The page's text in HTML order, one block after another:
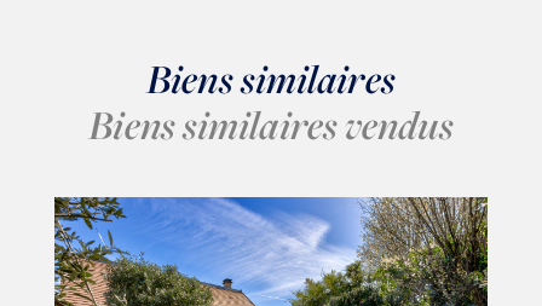
Biens similaires
Biens similaires vendus